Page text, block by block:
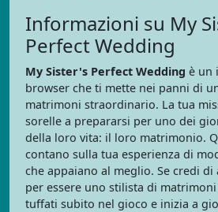
Informazioni su My
Perfect Wedding
My Sister's Perfect Wedding è un
browser che ti mette nei panni di
matrimoni straordinario. La tua
sorelle a prepararsi per uno dei
della loro vita: il loro matrimonio.
contano sulla tua esperienza di
che appaiano al meglio. Se credi di
per essere uno stilista di
tuffati subito nel gioco e inizia a